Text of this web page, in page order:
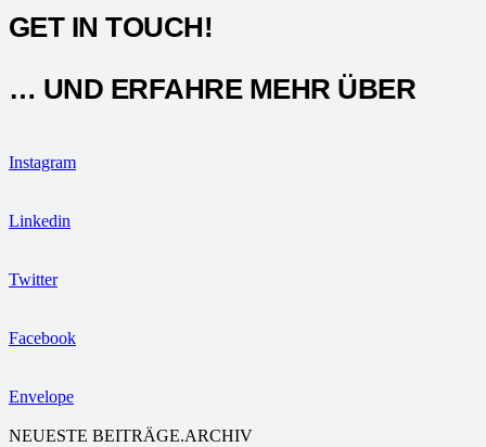
GET IN TOUCH!
… UND ERFAHRE MEHR ÜBER
Instagram
Linkedin
Twitter
Facebook
Envelope
NEUESTE BEITRÄGE.ARCHIV